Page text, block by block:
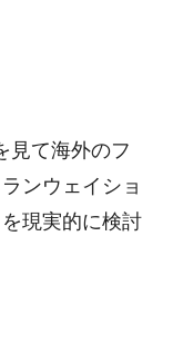
見て海外のフ
ンウェイショ
現実的に検討